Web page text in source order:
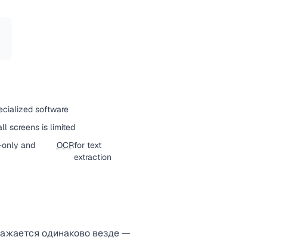
software
screens is limited
only and
OCRfor text
extraction
одинаково везде —